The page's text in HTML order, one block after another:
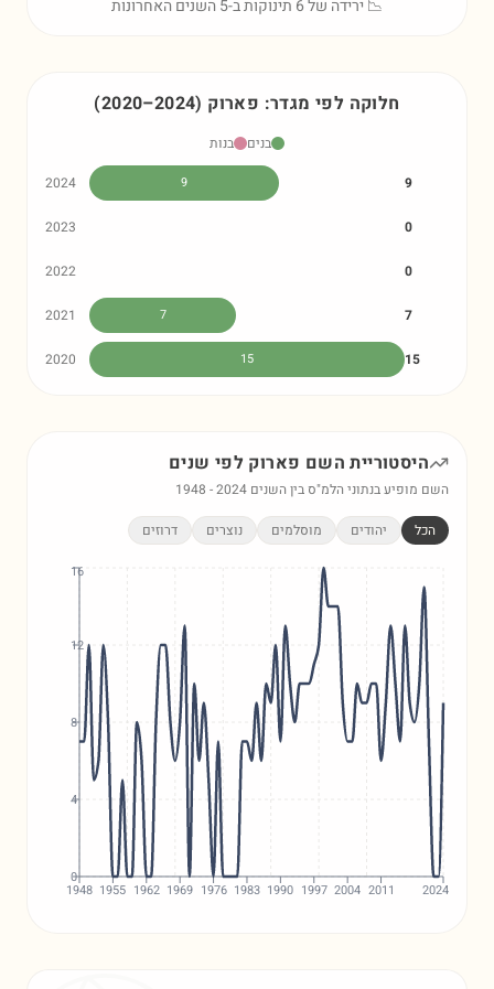
📉 ירידה של 6 תינוקות ב-5 השנים האחרונות
חלוקה לפי מגדר: פארוק (2020–2024)
בנים
בנות
2024
9 9
2023 0
2022 0
2021 7 7
2020 15 15
היסטוריית השם פארוק לפי שנים
השם מופיע בנתוני הלמ"ס בין השנים 1948 -2024
הכל יהודים מוסלמים נוצרים דרוזים
1948 1955 1962 1969 1976 1983 1990 1997 2004 2011 2024
0
4
8
12
16